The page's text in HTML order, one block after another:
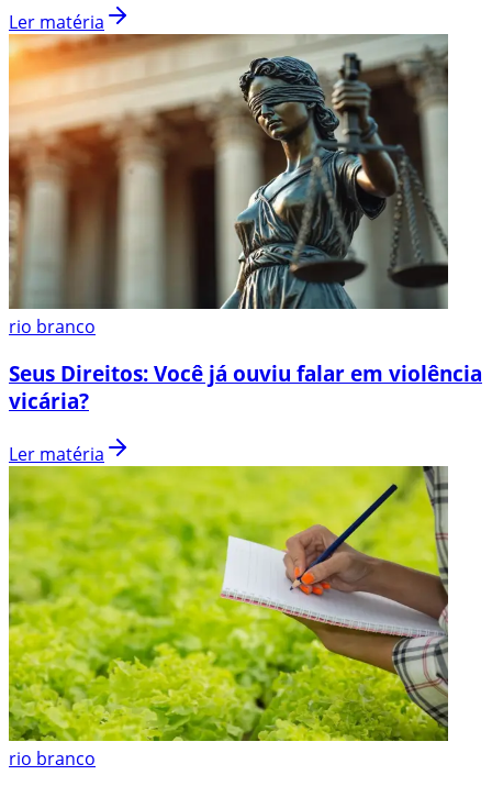
Ler matéria
rio branco
Seus Direitos: Você já ouviu falar em violência
vicária?
Ler matéria
rio branco